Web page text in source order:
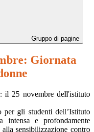
Gruppo di pagine
Giornata
il 25 novembre dell'istituto
per gli studenti dell’Istituto
intensa e profondamente
sensibilizzazione contro